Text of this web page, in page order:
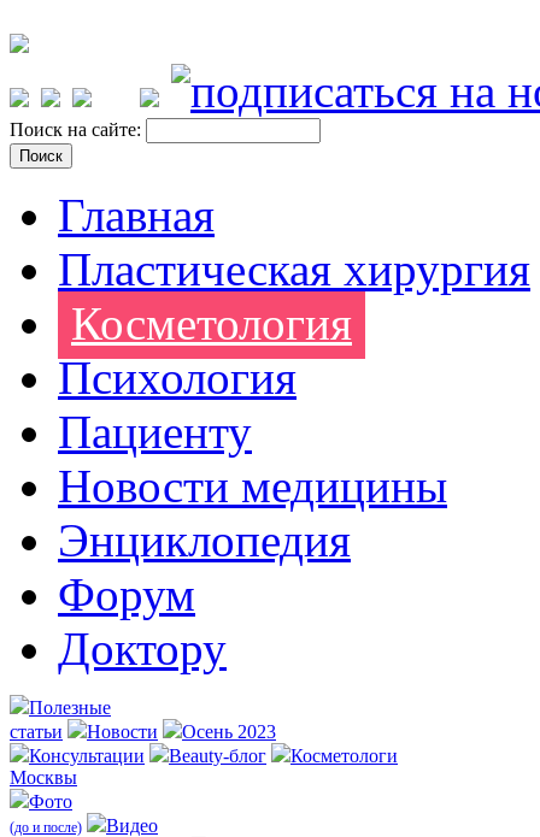
Поиск на сайте:
Главная
Пластическая хирургия
Косметология
Психология
Пациенту
Новости медицины
Энциклопедия
Форум
Доктору
Полезные
статьи
Новости
Осень 2023
Консультации
Beauty-блог
Косметологи
Москвы
Фото
(до и после) Видео